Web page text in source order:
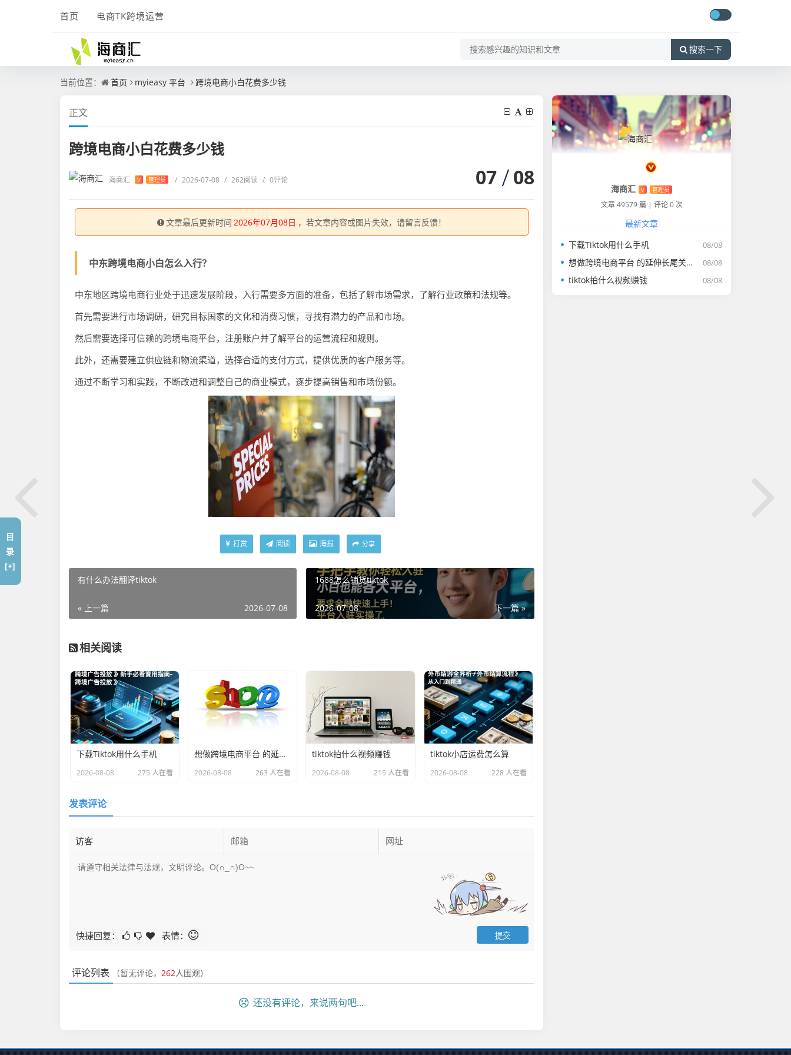
首页 电商TK跨境运营
搜索一下
当前位置： 首页 myieasy 平台 跨境电商小白花费多少钱
正文
跨境电商小白花费多少钱
海商汇 V 管理员 / 2026-07-08 / 262阅读 / 0评论 07 08
文章最后更新时间 2026年07月08日 ，若文章内容或图片失效，请留言反馈！
中东跨境电商小白怎么入行？
中东地区跨境电商行业处于迅速发展阶段，入行需要多方面的准备，包括了解市场需求，了解行业政策和法规等。
首先需要进行市场调研，研究目标国家的文化和消费习惯，寻找有潜力的产品和市场。
然后需要选择可信赖的跨境电商平台，注册账户并了解平台的运营流程和规则。
此外，还需要建立供应链和物流渠道，选择合适的支付方式，提供优质的客户服务等。
通过不断学习和实践，不断改进和调整自己的商业模式，逐步提高销售和市场份额。
打赏 阅读 海报 分享
有什么办法翻译tiktok
« 上一篇 2026-07-08
1688怎么铺货tiktok
下一篇 »
2026-07-08
相关阅读
下载Tiktok用什么手机
2026-08-08 275 人在看
想做跨境电商平台 的延伸长尾关键词有什么
2026-08-08 263 人在看
tiktok拍什么视频赚钱
2026-08-08 215 人在看
tiktok小店运费怎么算
2026-08-08 228 人在看
发表评论
快捷回复： 表情：
评论列表 （暂无评论， 262人围观）
还没有评论，来说两句吧...
海商汇 V 管理员
文章 49579 篇 | 评论 0 次
最新文章
08/08
下载Tiktok用什么手机
08/08
想做跨境电商平台 的延伸长尾关键词有什么
08/08
tiktok拍什么视频赚钱
目
录
[+]